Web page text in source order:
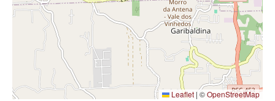
Leaflet | ©OpenStreetMap